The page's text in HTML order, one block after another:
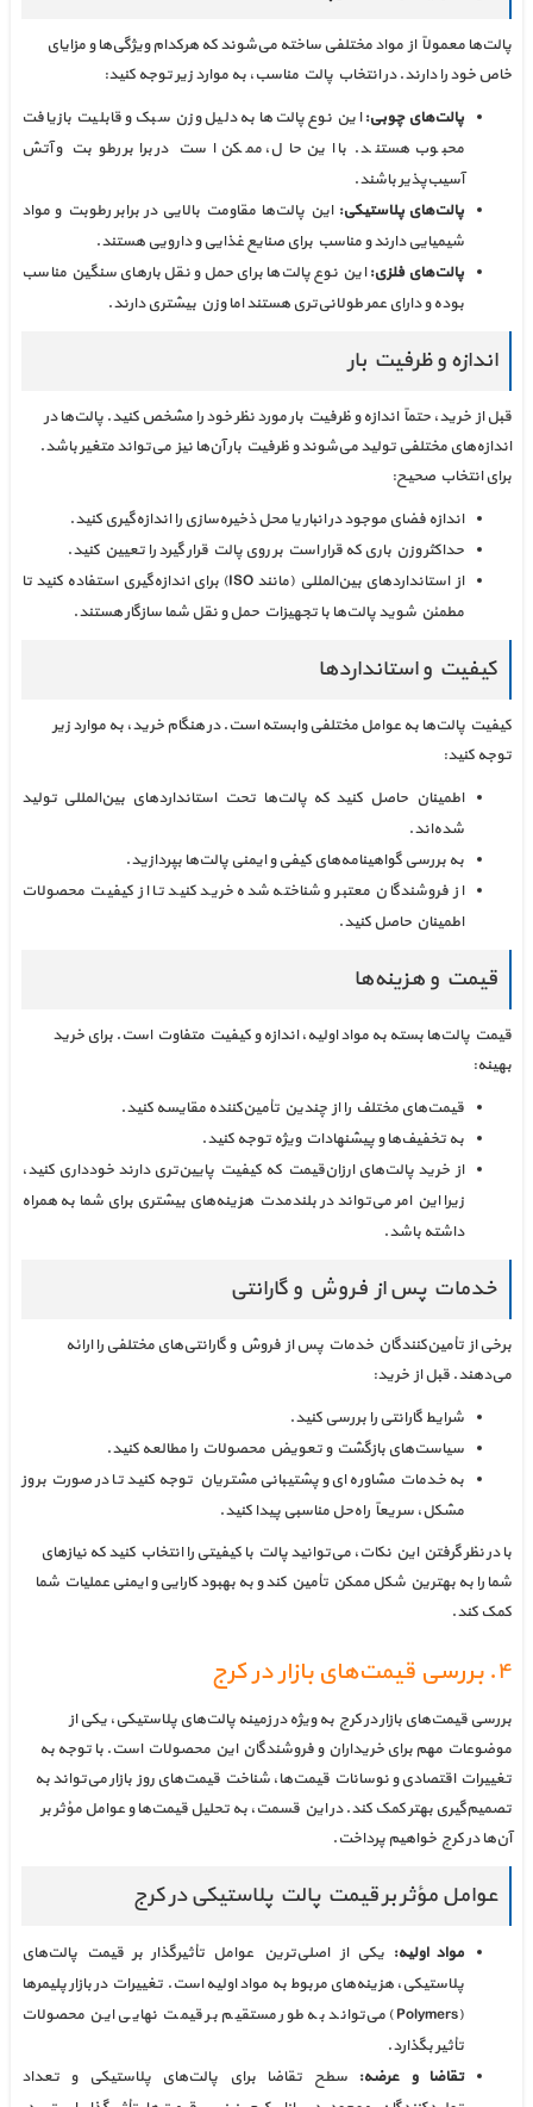
پالت‌ها معمولاً از مواد مختلفی ساخته می‌شوند که هرکدام ویژگی‌ها و مزایای
خاص خود را دارند. در انتخاب پالت مناسب، به موارد زیر توجه کنید:
پالت‌های چوبی:این نوع پالت‌ها به دلیل وزن سبک و قابلیت بازیافت
محبوب هستند. با این حال، ممکن است در برابر رطوبت و آتش
آسیب‌پذیر باشند.
پالت‌های پلاستیکی: این پالت‌ها مقاومت بالایی در برابر رطوبت و مواد
شیمیایی دارند و مناسب برای صنایع غذایی و دارویی هستند.
پالت‌های فلزی:این نوع پالت‌ها برای حمل و نقل بارهای سنگین مناسب
بوده و دارای عمر طولانی‌تری هستند اما وزن بیشتری دارند.
اندازه و ظرفیت بار
قبل از خرید، حتماً اندازه و ظرفیت بار مورد نظر خود را مشخص کنید. پالت‌ها در
اندازه‌های مختلفی تولید می‌شوند و ظرفیت بار آن‌ها نیز می‌تواند متغیر باشد.
برای انتخاب صحیح:
اندازه فضای موجود در انبار یا محل ذخیره‌سازی را اندازه‌گیری کنید.
حداکثر وزن باری که قرار است بر روی پالت قرار گیرد را تعیین کنید.
از استانداردهای بین‌المللی (مانند ISO) برای اندازه‌گیری استفاده کنید تا
مطمئن شوید پالت‌ها با تجهیزات حمل و نقل شما سازگار هستند.
کیفیت و استانداردها
کیفیت پالت‌ها به عوامل مختلفی وابسته است. در هنگام خرید، به موارد زیر
توجه کنید:
اطمینان حاصل کنید که پالت‌ها تحت استانداردهای بین‌المللی تولید
شده‌اند.
به بررسی گواهینامه‌های کیفی و ایمنی پالت‌ها بپردازید.
از فروشندگان معتبر و شناخته شده خرید کنید تا از کیفیت محصولات
اطمینان حاصل کنید.
قیمت و هزینه‌ها
قیمت پالت‌ها بسته به مواد اولیه، اندازه و کیفیت متفاوت است. برای خرید
بهینه:
قیمت‌های مختلف را از چندین تأمین‌کننده مقایسه کنید.
به تخفیف‌ها و پیشنهادات ویژه توجه کنید.
از خرید پالت‌های ارزان‌قیمت که کیفیت پایین‌تری دارند خودداری کنید،
زیرا این امر می‌تواند در بلندمدت هزینه‌های بیشتری برای شما به همراه
داشته باشد.
خدمات پس از فروش و گارانتی
برخی از تأمین‌کنندگان خدمات پس از فروش و گارانتی‌های مختلفی را ارائه
می‌دهند. قبل از خرید:
شرایط گارانتی را بررسی کنید.
سیاست‌های بازگشت و تعویض محصولات را مطالعه کنید.
به خدمات مشاوره‌ای و پشتیبانی مشتریان توجه کنید تا در صورت بروز
مشکل، سریعاً راه‌حل مناسبی پیدا کنید.
با در نظر گرفتن این نکات، می‌توانید پالت با کیفیتی را انتخاب کنید که نیازهای
شما را به بهترین شکل ممکن تأمین کند و به بهبود کارایی و ایمنی عملیات شما
کمک کند.
۴. بررسی قیمت‌های بازار در کرج
بررسی قیمت‌های بازار در کرج به ویژه در زمینه پالت‌های پلاستیکی، یکی از
موضوعات مهم برای خریداران و فروشندگان این محصولات است. با توجه به
تغییرات اقتصادی و نوسانات قیمت‌ها، شناخت قیمت‌های روز بازار می‌تواند به
تصمیم‌گیری بهتر کمک کند. در این قسمت، به تحلیل قیمت‌ها و عوامل مؤثر بر
آن‌ها در کرج خواهیم پرداخت.
عوامل مؤثر بر قیمت پالت پلاستیکی در کرج
مواد اولیه: یکی از اصلی‌ترین عوامل تأثیرگذار بر قیمت پالت‌های
پلاستیکی، هزینه‌های مربوط به مواد اولیه است. تغییرات در بازار پلیمرها
(Polymers) می‌تواند به طور مستقیم بر قیمت نهایی این محصولات
تأثیر بگذارد.
تقاضا و عرضه: سطح تقاضا برای پالت‌های پلاستیکی و تعداد